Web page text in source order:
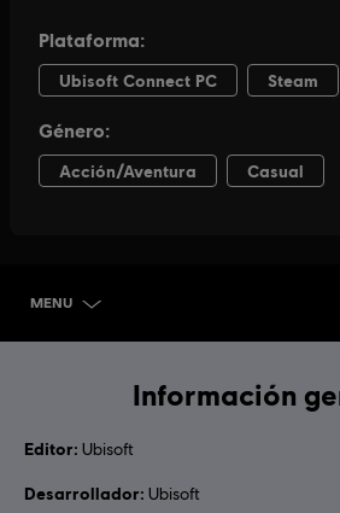
MENU
Información
Editor: Ubisoft
Desarrollador: Ubisoft